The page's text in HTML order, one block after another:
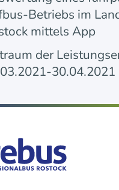
Betriebs im
mittels App
der
30.04.2021